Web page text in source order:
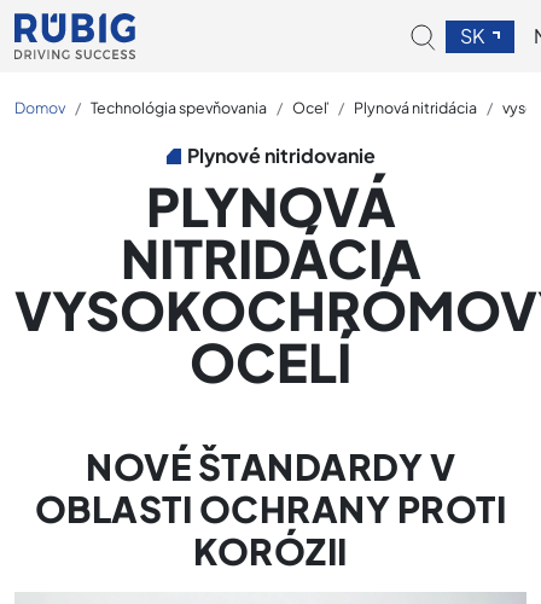
SK
Domov Technológia spevňovania Oceľ Plynová nitridácia
Plynové nitridovanie
PLYNOVÁ
NITRIDÁCIA
OCELÍ
NOVÉ ŠTANDARDY V
OBLASTI OCHRANY PROTI
KORÓZII